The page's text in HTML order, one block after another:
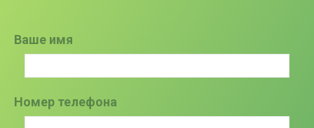
Ваше имя
Номер телефона